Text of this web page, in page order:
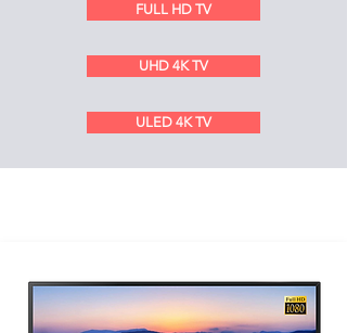
FULL HD TV
UHD 4K TV
ULED 4K TV